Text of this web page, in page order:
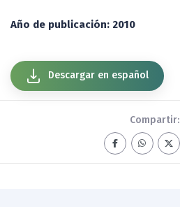
Año de publicación: 2010
Descargar en español
Compartir: